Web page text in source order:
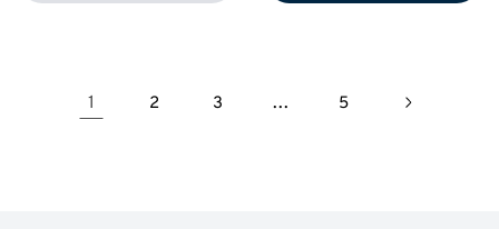
1 2 3 ... 5